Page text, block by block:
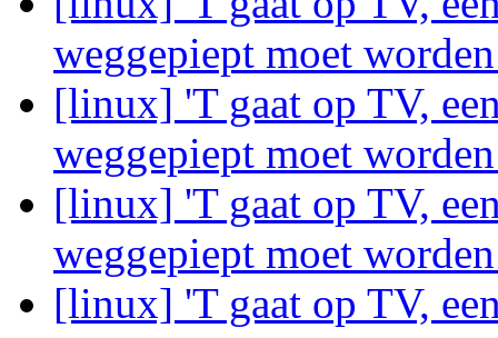
weggepiept moet
[linux] 'T gaat op TV,
weggepiept moet
[linux] 'T gaat op TV,
weggepiept moet
[linux] 'T gaat op TV,